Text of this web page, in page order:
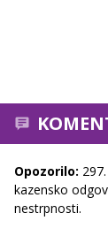
Opozorilo:
kazensko
nestrpnosti.